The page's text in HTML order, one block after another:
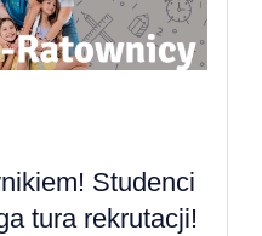
Studenci
tura rekrutacji!